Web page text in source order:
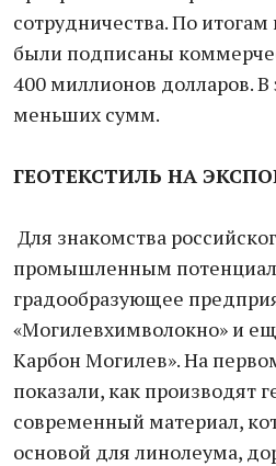
сотрудничества. По
были подписаны
400 миллионов долларов. В
меньших сумм.
ГЕОТЕКСТИЛЬ НА
Для знакомства
промышленным
градообразующее
«Могилевхимволокно» и
Карбон Могилев». На
показали, как производят
современный материал,
основой для линолеума,